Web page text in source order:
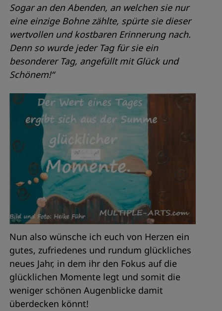
Sogar an den Abenden, an welchen sie nur
eine einzige Bohne zählte, spürte sie dieser
wertvollen und kostbaren Erinnerung nach.
Denn so wurde jeder Tag für sie ein
besonderer Tag, angefüllt mit Glück und
Schönem!“
Nun also wünsche ich euch von Herzen ein
gutes, zufriedenes und rundum glückliches
neues Jahr, in dem ihr den Fokus auf die
glücklichen Momente legt und somit die
weniger schönen Augenblicke damit
überdecken könnt!